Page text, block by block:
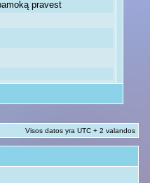
pravest
Visos datos yra UTC + 2 valandos